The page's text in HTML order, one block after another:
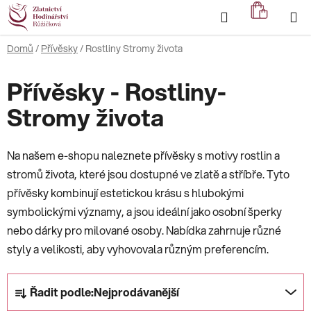
Přejít
na
obsah
Hledat
KOŠÍK
Domů / Přívěsky/ Rostliny Stromy života
Přívěsky - Rostliny-
Stromy života
Na našem e-shopu naleznete přívěsky s motivy rostlin a
stromů života, které jsou dostupné ve zlatě a stříbře. Tyto
přívěsky kombinují estetickou krásu s hlubokými
symbolickými významy, a jsou ideální jako osobní šperky
nebo dárky pro milované osoby. Nabídka zahrnuje různé
styly a velikosti, aby vyhovovala různým preferencím.
Ř Řadit podle:Nejprodávanější